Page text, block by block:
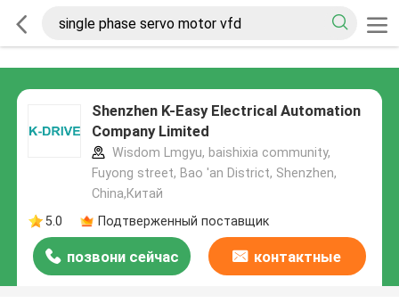
Shenzhen K-Easy Electrical Automation
Company Limited
Wisdom Lmgyu, baishixia community,
Fuyong street, Bao 'an District, Shenzhen,
China,Китай
5.0
Подтверженный поставщик
позвони сейчас контактные